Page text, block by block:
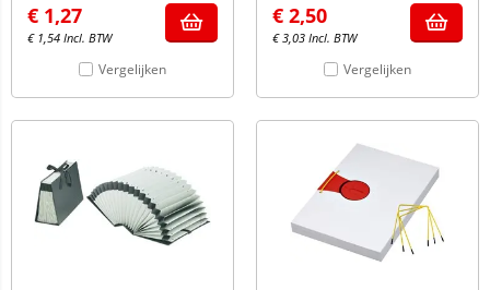
€ 1,27
€ 1,54 Incl. BTW
Vergelijken
€ 2,50
€3,03 Incl. BTW
Vergelijken